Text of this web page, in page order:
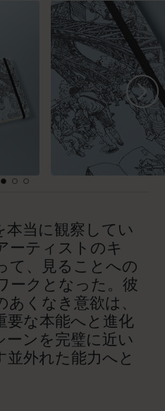
本当に観察してい
ーティストのキ
て、見ることへの
ークとなった。彼
くなき意欲は、
要な本能へと進化
ーンを完璧に近い
外れた能力へと